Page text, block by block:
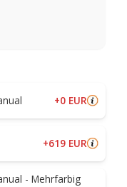
+0 EUR
+619 EUR
- Mehrfarbig